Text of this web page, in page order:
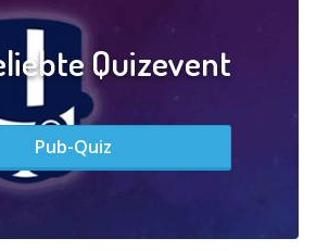
Quizevent
Pub-Quiz